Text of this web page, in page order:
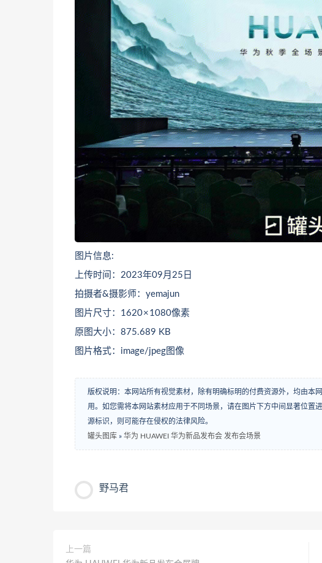
图片信息:
上传时间：2023年09月25日
拍摄者&摄影师：yemajun
图片尺寸：1620 × 1080像素
原图大小：875.689 KB
图片格式：image/jpeg图像
版权说明：本网站所有视觉素材，除有明确标明的付费资源外，均由本
用。如您需将本网站素材应用于不同场景，请在图片下方中间显著位置
源标识，则可能存在侵权的法律风险。
罐头图库 » 华为 HUAWEI 华为新品发布会 发布会场景
野马君
上一篇